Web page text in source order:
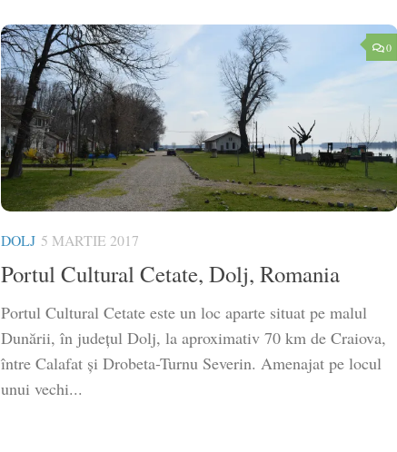
0
DOLJ 5 MARTIE 2017
Portul Cultural Cetate, Dolj, Romania
Portul Cultural Cetate este un loc aparte situat pe malul
Dunării, în județul Dolj, la aproximativ 70 km de Craiova,
între Calafat și Drobeta-Turnu Severin. Amenajat pe locul
unui vechi...